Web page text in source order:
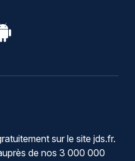
sur le site jds.fr.
de nos 3 000 000